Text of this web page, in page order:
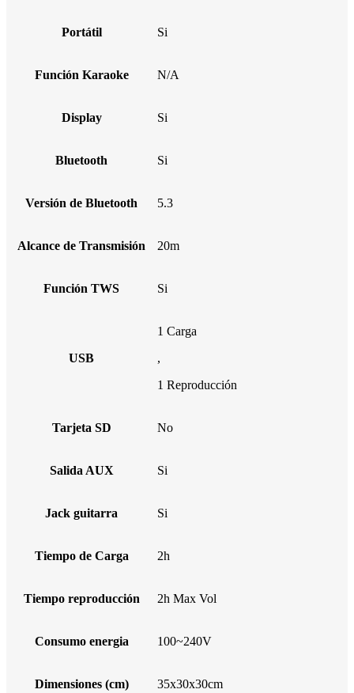
Portátil Si
Función Karaoke N/A
Display Si
Bluetooth Si
Versión de Bluetooth 5.3
Alcance de Transmisión 20m
Función TWS Si
USB
1 Carga
,
1 Reproducción
Tarjeta SD No
Salida AUX Si
Jack guitarra Si
Tiempo de Carga 2h
Tiempo reproducción 2h Max Vol
Consumo energia 100~240V
Dimensiones (cm) 35x30x30cm